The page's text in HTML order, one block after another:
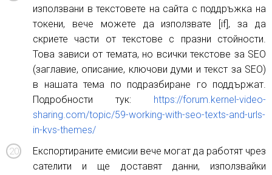
използвани в текстовете на сайта с поддръжка на
токени, вече можете да използвате [if], за да
скриете части от текстове с празни стойности.
Това зависи от темата, но всички текстове за SEO
(заглавие, описание, ключови думи и текст за SEO)
в нашата тема по подразбиране го поддържат.
Подробности тук: https://forum.kernel-video-
sharing.com/topic/59-working-with-seo-texts-and-urls-
in-kvs-themes/
Експортираните емисии вече могат да работят чрез
сателити и ще доставят данни, използвайки